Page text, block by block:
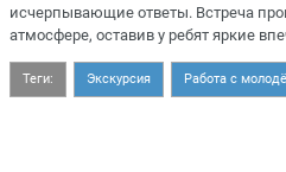
исчерпывающие ответы. Встреча
атмосфере, оставив у ребят яркие
Теги: Экскурсия Работа с